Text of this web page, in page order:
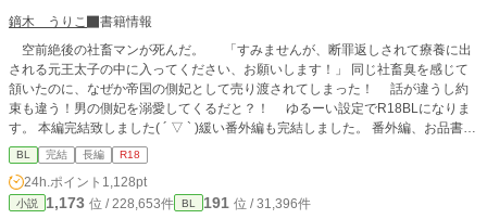
鏑木 うりこ
書籍情報
空前絶後の社畜マンが死んだ。 「すみませんが、断罪返しされて療養に出
される元王太子の中に入ってください、お願いします！」 同じ社畜臭を感じて
頷いたのに、なぜか帝国の側妃として売り渡されてしまった！ 話が違うし約
束も違う！男の側妃を溺愛してくるだと？！ ゆるーい設定でR18BLになりま
す。 本編完結致しました( ´ ▽ ` )緩い番外編も完結しました。 番外編、お品書
き。 〇セイリオス＆クロードがイチャイチャする話 〇騎士団に謎のオブジ
ェがある話 ○可愛いけれどムカつくあの子！ ○ビリビリ腕輪の活用法 ○進
撃の双子 ○おじさん達が温泉へ行く話 ○孫が可愛いだけだなんて誰が言っ
た？（孫に嫉妬するラムの話） ○なんかウチの村で美人が田んぼ作ってんだ
BL 完結 長編 R18
24h.ポイント 1,128pt
小説 1,173 位 / 228,653件 BL 191 位 / 31,396件